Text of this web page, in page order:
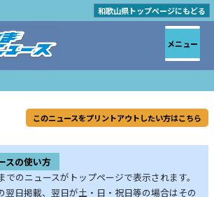
和歌山県トップページにもどる
このニュースをプリントアウトしたい方はこちら
スの使い方
のニュースがトップページで表示されます。
翌日掲載、翌日が土・日・祝日等の場合はその
メニュー